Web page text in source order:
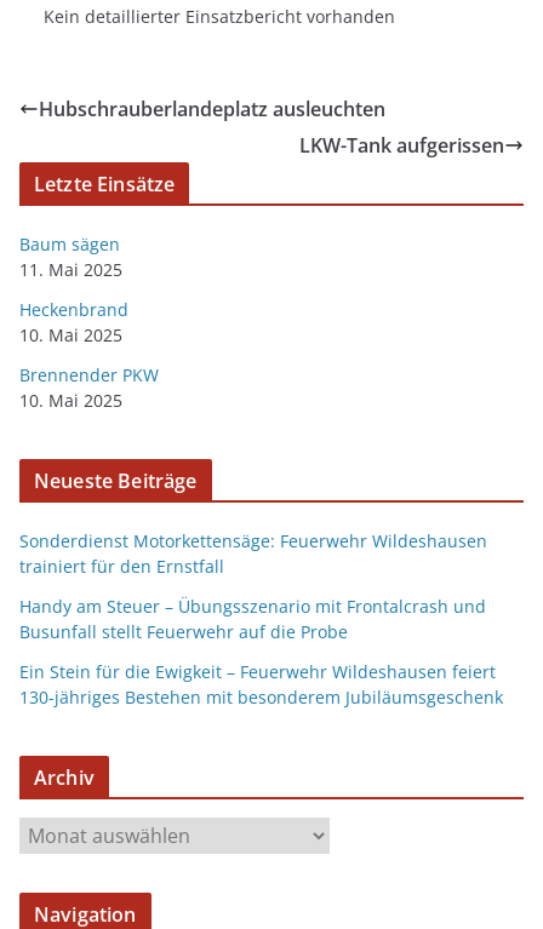
Kein detaillierter Einsatzbericht vorhanden
Hubschrauberlandeplatz ausleuchten
LKW-Tank aufgerissen
Letzte Einsätze
Baum sägen
11. Mai 2025
Heckenbrand
10. Mai 2025
Brennender PKW
10. Mai 2025
Neueste Beiträge
Sonderdienst Motorkettensäge: Feuerwehr Wildeshausen
trainiert für den Ernstfall
Handy am Steuer – Übungsszenario mit Frontalcrash und
Busunfall stellt Feuerwehr auf die Probe
Ein Stein für die Ewigkeit – Feuerwehr Wildeshausen feiert
130-jähriges Bestehen mit besonderem Jubiläumsgeschenk
Archiv
Navigation